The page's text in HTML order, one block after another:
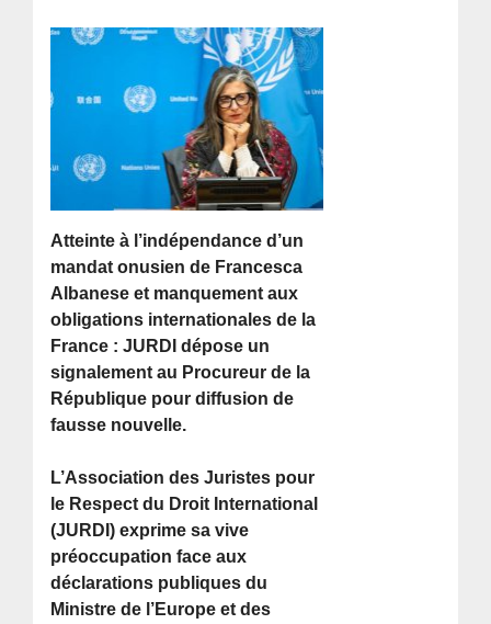
Atteinte à l’indépendance d’un
mandat onusien de Francesca
Albanese et manquement aux
obligations internationales de la
France : JURDI dépose un
signalement au Procureur de la
République pour diffusion de
fausse nouvelle.
L’Association des Juristes pour
le Respect du Droit International
(JURDI) exprime sa vive
préoccupation face aux
déclarations publiques du
Ministre de l’Europe et des